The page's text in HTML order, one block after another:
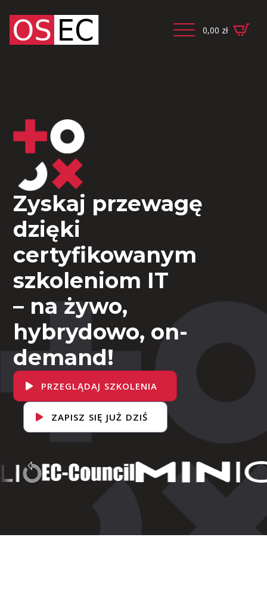
0,00 zł
Zyskaj przewagę
dzięki
certyfikowanym
szkoleniom IT
– na żywo,
hybrydowo, on-
demand!
PRZEGLĄDAJ SZKOLENIA
ZAPISZ SIĘ JUŻ DZIŚ